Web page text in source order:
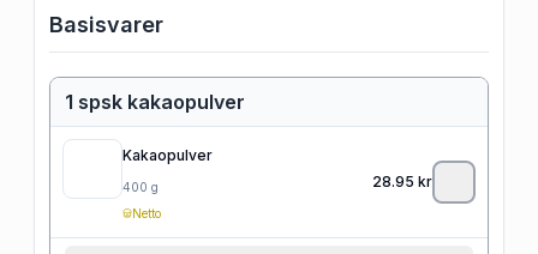
Basisvarer
1 spsk kakaopulver
Kakaopulver
400 g
Netto
28.95 kr